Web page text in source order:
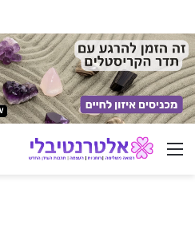
ניווט באתר